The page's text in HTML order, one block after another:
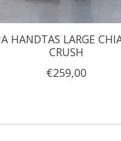
HANDTAS LARGE
CRUSH
€259,00